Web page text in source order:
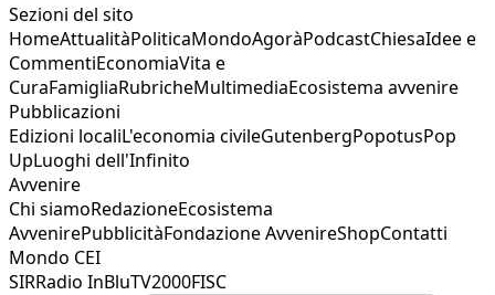
Sezioni del sito
HomeAttualitàPoliticaMondoAgoràPodcastChiesaIdee e
CommentiEconomiaVita e
CuraFamigliaRubricheMultimediaEcosistema avvenire
Pubblicazioni
Edizioni localiL'economia civileGutenbergPopotusPop
UpLuoghi dell'Infinito
Avvenire
Chi siamoRedazioneEcosistema
AvvenirePubblicitàFondazione AvvenireShopContatti
Mondo CEI
SIRRadio InBluTV2000FISC